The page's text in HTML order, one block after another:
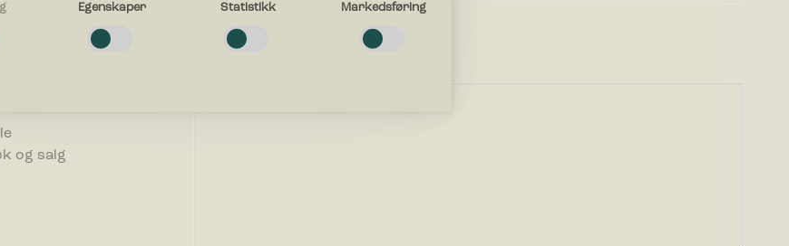
bidra til å gjøre en nettside brukbart ved at grunnleggende funksjoner
ser ut, ting som ditt foretrukne språk eller den regionen du befinner deg i.
Egenskaper Statistikk Markedsføring
Vi
og salg